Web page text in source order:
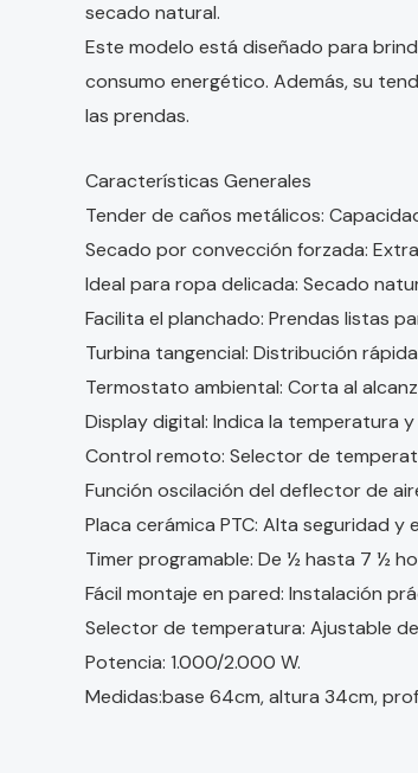
secado natural.
Este modelo está diseñado para
consumo energético. Además, su
las prendas.
Características Generales
Tender de caños metálicos:
Secado por convección forzada:
Ideal para ropa delicada: Secado
Facilita el planchado: Prendas listas
Turbina tangencial: Distribución
Termostato ambiental: Corta al
Display digital: Indica la temperatura
Control remoto: Selector de
Función oscilación del deflector de
Placa cerámica PTC: Alta seguridad y
Timer programable: De ½ hasta 7 ½
Fácil montaje en pared: Instalación
Selector de temperatura: Ajustable
Potencia: 1.000/2.000 W.
Medidas:base 64cm, altura 34cm,